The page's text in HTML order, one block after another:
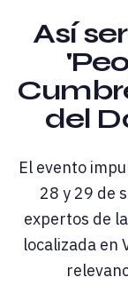
Así
del
El evento
28 y 29 de
expertos de
localizada en